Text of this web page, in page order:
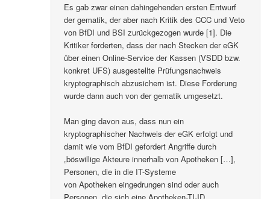
Es gab zwar einen dahingehenden ersten Entwurf
der gematik, der aber nach Kritik des CCC und Veto
von BfDI und BSI zurückgezogen wurde [1]. Die
Kritiker forderten, dass der nach Stecken der eGK
über einen Online-Service der Kassen (VSDD bzw.
konkret UFS) ausgestellte Prüfungsnachweis
kryptographisch abzusichern ist. Diese Forderung
wurde dann auch von der gematik umgesetzt.
Man ging davon aus, dass nun ein
kryptographischer Nachweis der eGK erfolgt und
damit wie vom BfDI gefordert Angriffe durch
„böswillige Akteure innerhalb von Apotheken […],
Personen, die in die IT-Systeme
von Apotheken eingedrungen sind oder auch